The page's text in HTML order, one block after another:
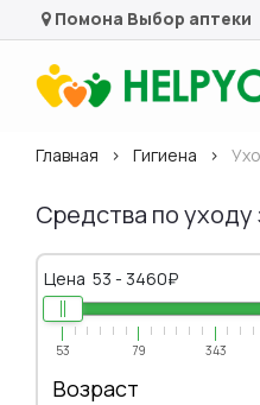
Помона Выбор аптеки
Главная Гигиена
Средства по уходу
Цена 53 - 3460₽
53 79 343
Возраст